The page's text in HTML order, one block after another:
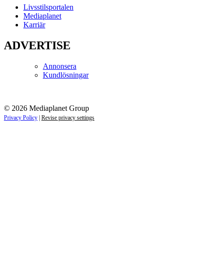
Livsstilsportalen
Mediaplanet
Karriär
ADVERTISE
Annonsera
Kundlösningar
© 2026 Mediaplanet Group
Privacy Policy | Revise privacy settings